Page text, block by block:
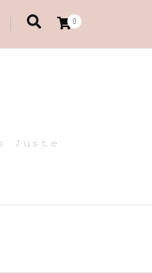
0
Juste